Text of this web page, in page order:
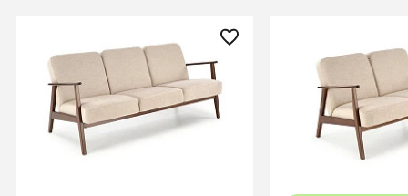
98 150 ₽
Диван HALMAR MILANO 3S
tap. Castel 15 бежевый/орех
73 660 ₽
Диван HALMAR
tap. Castel 15